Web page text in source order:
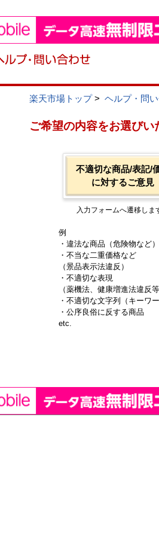
楽天市場トップ> ヘルプ・問
ご希望の内容をお選びい
不適切な商品/表記/
に対するご意見
入力フォームへ遷移しま
例
・違法な商品（危険物など）
・不当な二重価格など
（景品表示法違反）
・不適切な表現
（薬機法、健康増進法違反等
・不適切な文字列（キーワー
・公序良俗に反する商品
etc.